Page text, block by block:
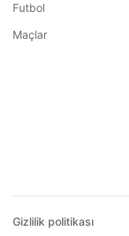
Futbol
Maçlar
Gizlilik politikası